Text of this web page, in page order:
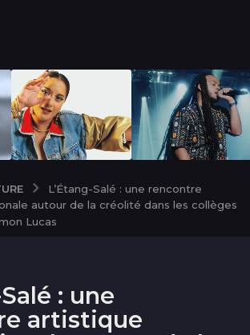
L’Étang-Salé : une rencontre
autour de la créolité dans les collèges
Lucas
: une
artistique